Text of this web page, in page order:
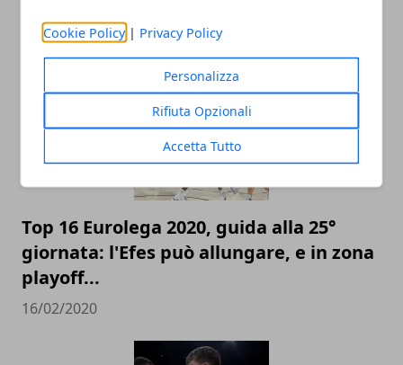
Cookie Policy | Privacy Policy
Personalizza
Rifiuta Opzionali
Accetta Tutto
ARTICOLI CORRELATI
Top 16 Eurolega 2020, guida alla 25°
giornata: l'Efes può allungare, e in zona
playoff...
16/02/2020